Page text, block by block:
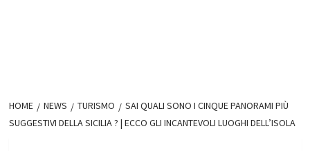
HOME NEWS TURISMO
SAI QUALI SONO I CINQUE PANORAMI PIÙ
SUGGESTIVI DELLA SICILIA ? | ECCO GLI INCANTEVOLI LUOGHI DELL’ISOLA